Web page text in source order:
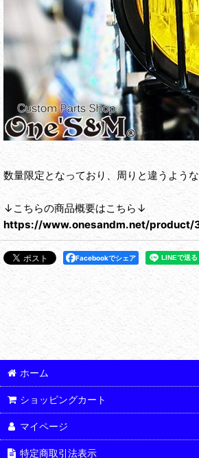
数量限定となっており、周りと違うよう
↓こちらの商品概要はこちら↓
https://www.onesandm.net/product/
Facebookでシェア
ホーム
ショッピングカート
マイページ
特定商取引法表示